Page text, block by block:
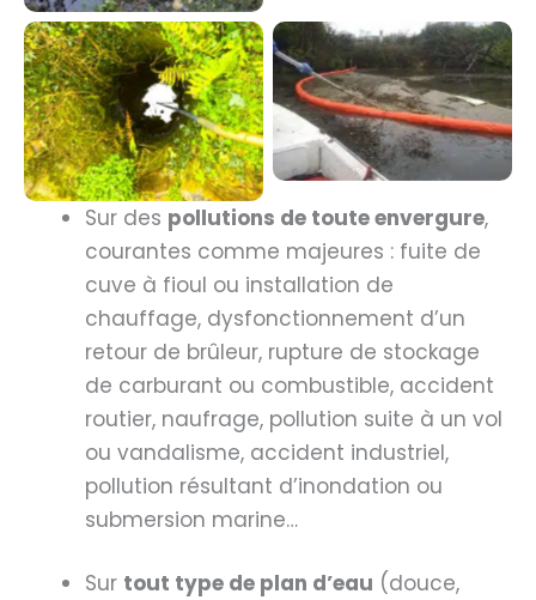
Puits pollué par fioul
Rivière polluée par
hydrocarbures suite
à un accident
industriel
Sur des pollutions de toute envergure,
courantes comme majeures : fuite de
cuve à fioul ou installation de
chauffage, dysfonctionnement d’un
retour de brûleur, rupture de stockage
de carburant ou combustible, accident
routier, naufrage, pollution suite à un vol
ou vandalisme, accident industriel,
pollution résultant d’inondation ou
submersion marine…
Sur tout type de plan d’eau (douce,